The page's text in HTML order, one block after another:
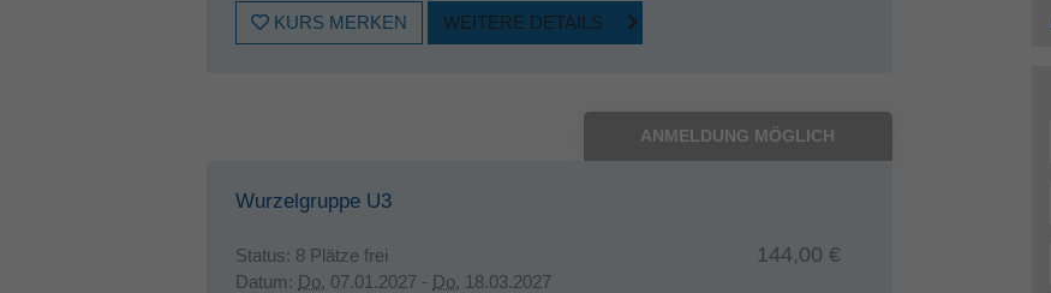
KURS MERKEN WEITERE DETAILS
ANMELDUNG MÖGLICH
Wurzelgruppe U3
Status: 8 Plätze frei
Datum: Do. 07.01.2027 - Do. 18.03.2027
144,00 €